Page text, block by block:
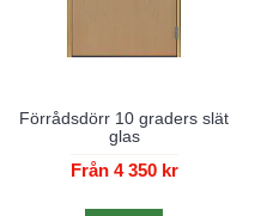
Förrådsdörr 10 graders slät
glas
Från 4 350 kr